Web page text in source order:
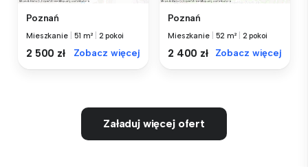
Poznań
Mieszkanie 51 m² 2 pokoi
2 500 zł Zobacz więcej
Poznań
Mieszkanie 52 m² 2 pokoi
2 400 zł Zobacz więcej
Załaduj więcej ofert